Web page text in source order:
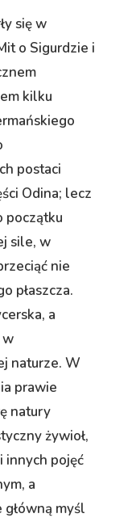
się w
o Sigurdzie i
kilku
postaci
Odina; lecz
początku
sile, w
nie
płaszcza.
a
w
naturze. W
prawie
natury
żywioł,
innych pojęć
a
myśl